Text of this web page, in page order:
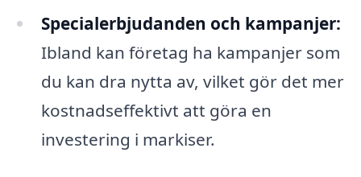
Specialerbjudanden och kampanjer:
Ibland kan företag ha kampanjer som
du kan dra nytta av, vilket gör det mer
kostnadseffektivt att göra en
investering i markiser.